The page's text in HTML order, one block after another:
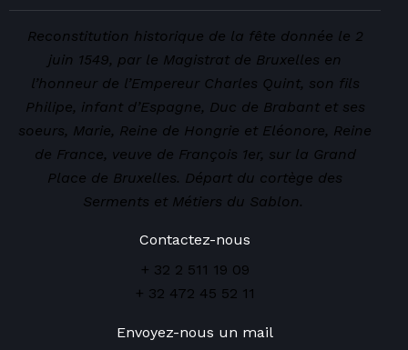
Reconstitution historique de la fête donnée le 2
juin 1549, par le Magistrat de Bruxelles en
l’honneur de l’Empereur Charles Quint, son fils
Philipe, infant d’Espagne, Duc de Brabant et ses
soeurs, Marie, Reine de Hongrie et Eléonore, Reine
de France, veuve de François 1er, sur la Grand
Place de Bruxelles. Départ du cortège des
Serments et Métiers du Sablon.
Contactez-nous
+ 32 2 511 19 09
+ 32 472 45 52 11
Envoyez-nous un mail